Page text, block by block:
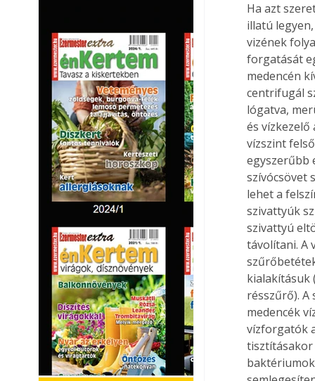
tárolható h
Ha azt
illatú
vizének
forgatását
medencén
centrifugál
lógatva,
és vízkezelő
vízszint
egyszerűbb
szívócsövet
lehet a
szivattyúk
szivattyú
távolítani. A
kialakításuk
résszűrő).
medencék
vízforgatók
tisztításakor